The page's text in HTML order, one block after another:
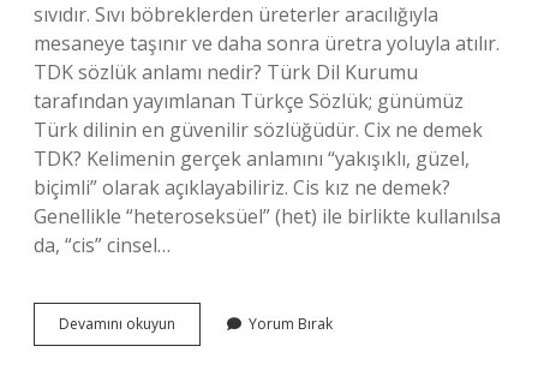
sıvıdır. Sıvı böbreklerden üreterler aracılığıyla
mesaneye taşınır ve daha sonra üretra yoluyla atılır.
TDK sözlük anlamı nedir? Türk Dil Kurumu
tarafından yayımlanan Türkçe Sözlük; günümüz
Türk dilinin en güvenilir sözlüğüdür. Cix ne demek
TDK? Kelimenin gerçek anlamını “yakışıklı, güzel,
biçimli” olarak açıklayabiliriz. Cis kız ne demek?
Genellikle “heteroseksüel” (het) ile birlikte kullanılsa
da, “cis” cinsel…
Devamını okuyun
Ne
Yorum Bırak